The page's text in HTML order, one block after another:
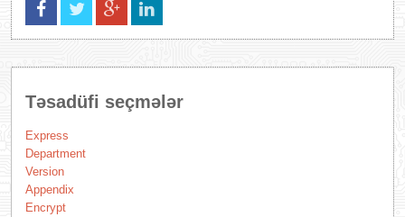
Təsadüfi seçmələr
Express
Department
Version
Appendix
Encrypt